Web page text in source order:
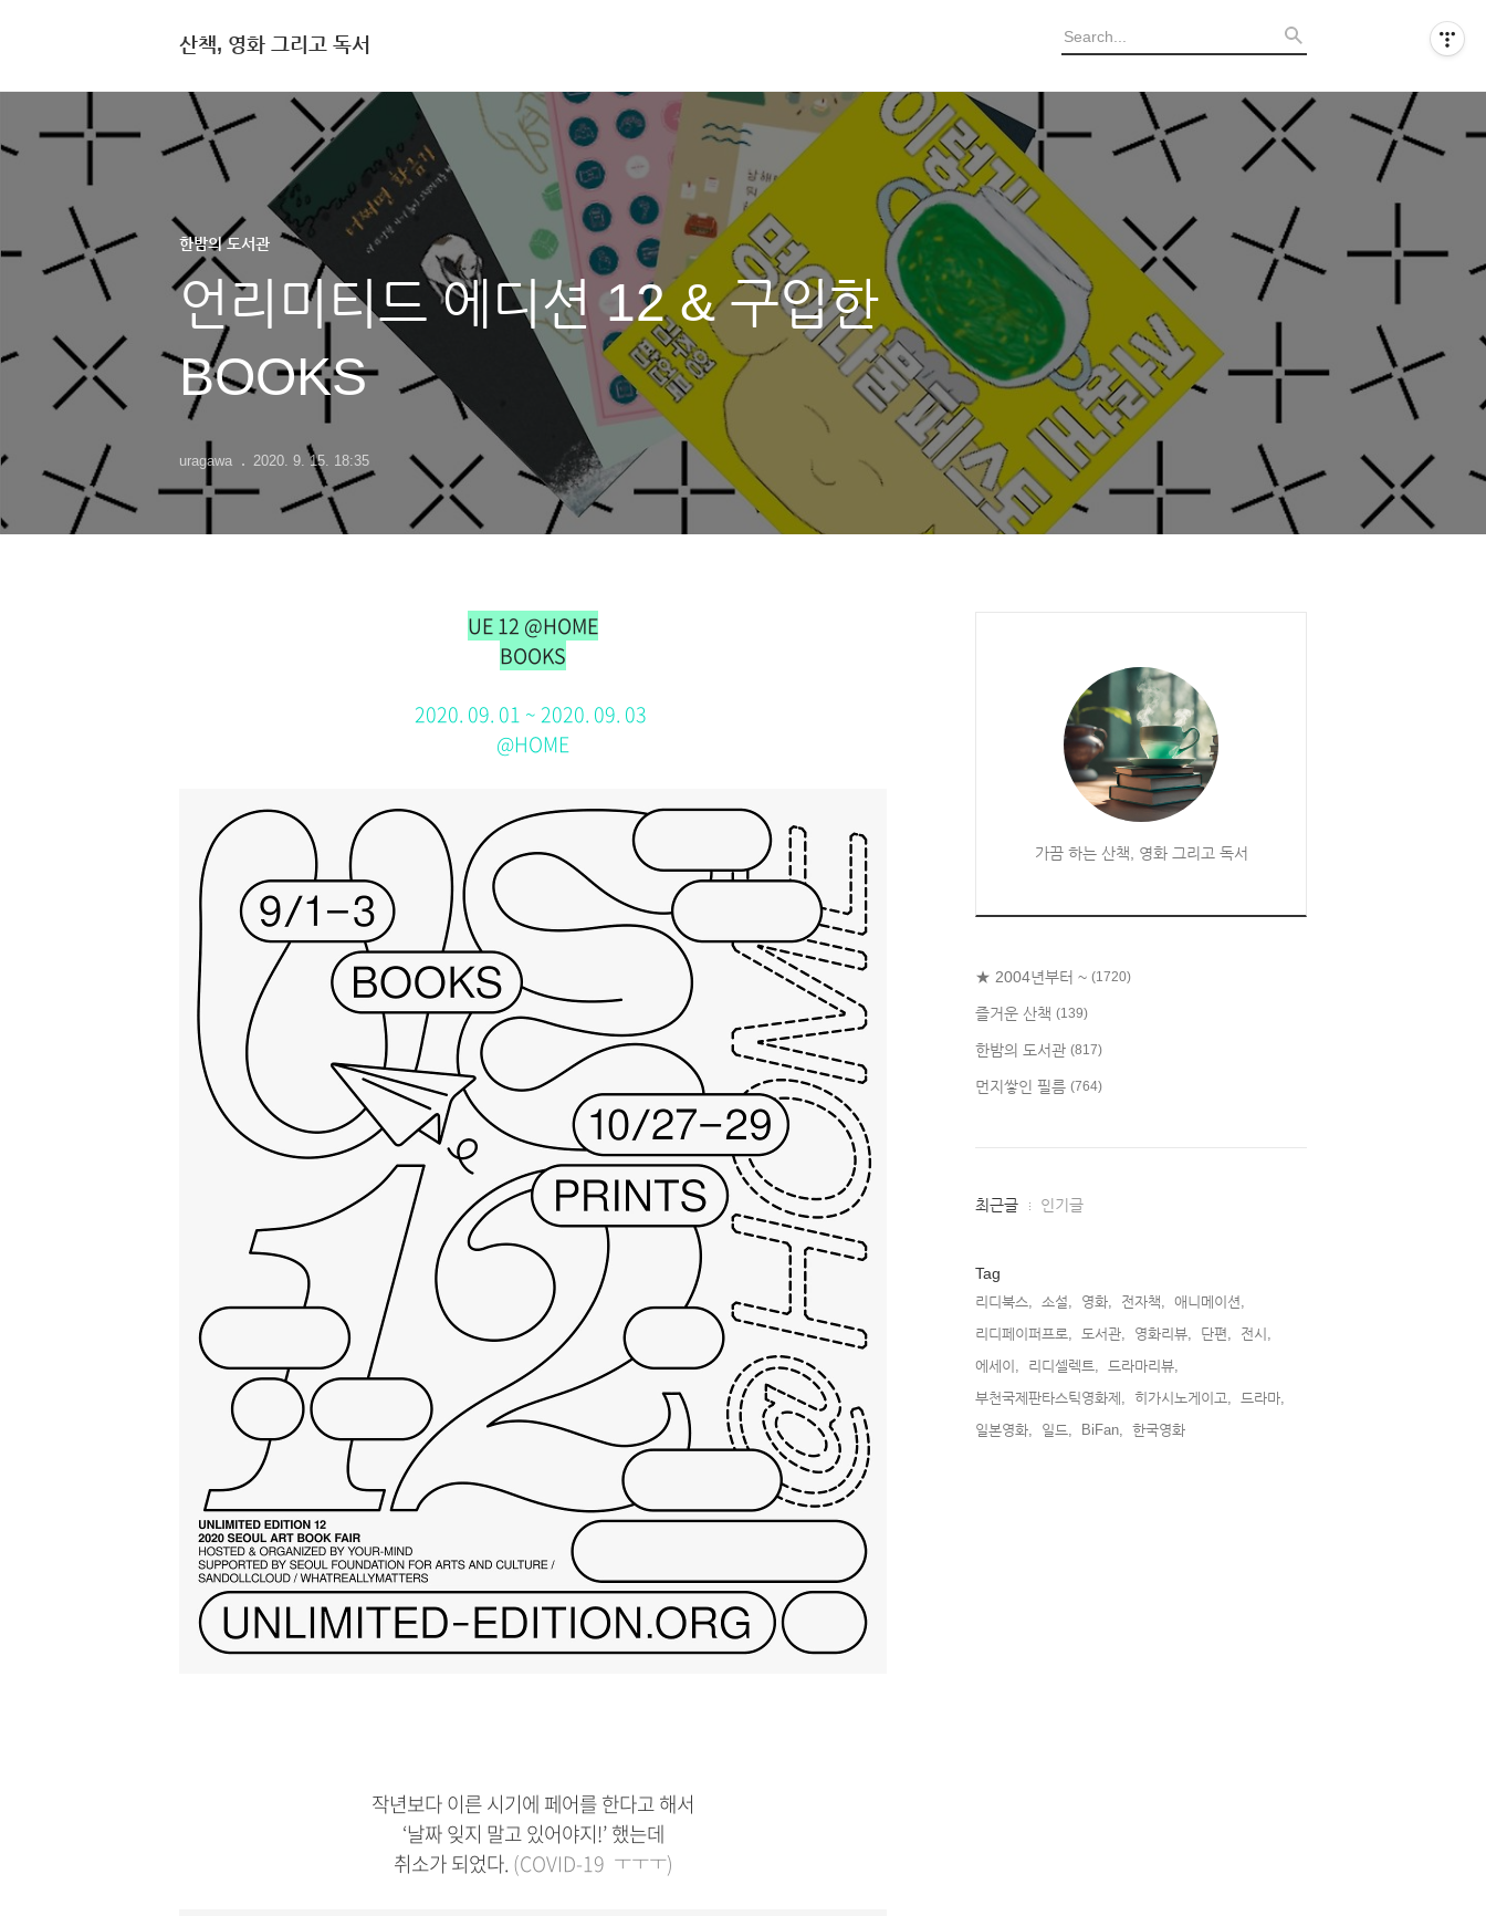
산책, 영화 그리고 독서
한밤의 도서관
언리미티드 에디션 12 & 구입한
BOOKS
uragawa 2020. 9. 15. 18:35
UE 12 @HOME
BOOKS
2020. 09. 01 ~ 2020. 09. 03
@HOME
작년보다 이른 시기에 페어를 한다고 해서
‘날짜 잊지 말고 있어야지!’ 했는데
취소가 되었다. (COVID-19 ㅜㅜㅜ)
가끔 하는 산책, 영화 그리고 독서
★ 2004년부터 ~ (1720)
즐거운 산책 (139)
한밤의 도서관 (817)
먼지쌓인 필름 (764)
최
인
글
최근글 인기글
Tag
리디북스, 소설, 영화, 전자책, 애니메이션,
리디페이퍼프로, 도서관, 영화리뷰, 단편,
전시,
에세이,
리디셀렉트, 드라마리뷰,
부천국제판타스틱영화제,
히가시노게이고, 드라마,
일본영화,
일드, BiFan, 한국영화,